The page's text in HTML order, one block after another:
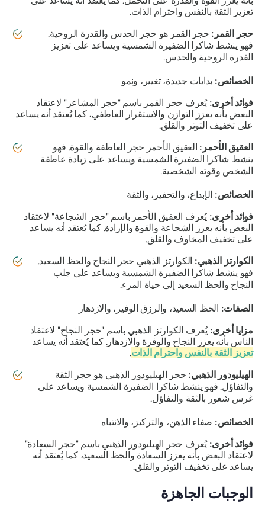
تعزيز الثقة بالنفس واحترام الذات.
حجر القمر:حجر القمر هو حجر الحدس والقدرة الروحية.
فهو ينشط شاكرا الضفيرة الشمسية ويساعد على تعزيز
القدرة الروحية والحدس.
الخصائص: بدايات جديدة، تغيير، ونمو
فوائد أخرى:يُعرف حجر القمر باسم "حجر المشاعر" لاعتقاد
البعض بأنه يعزز التوازن والاستقرار العاطفي، كما يُعتقد أنه يساعد
على تخفيف التوتر والقلق.
العقيق الأحمر:العقيق الأحمر حجر العاطفة والقوة. فهو
ينشط شاكرا الضفيرة الشمسية ويساعد على زيادة عاطفة
الشخص وقوته الشخصية.
الخصائص: الإبداع، والتحفيز، والثقة
فوائد أخرى:يُعرف العقيق الأحمر باسم "حجر الشجاعة" لاعتقاد
البعض بأنه يعزز الشجاعة والقوة والإرادة. كما يُعتقد أنه يساعد
على تخفيف المخاوف والقلق.
الكوارتز الذهبي: الكوارتز الذهبي حجر النجاح والحظ السعيد.
فهو ينشط شاكرا الضفيرة الشمسية ويساعد على جلب
النجاح والحظ السعيد إلى حياة المرء.
الصفات:الحظ السعيد، والرزق الوفير، والازدهار
مزايا أخرى:يُعرف الكوارتز الذهبي باسم "حجر النجاح" لاعتقاد
الناس بأنه يعزز النجاح والوفرة والازدهار. كما يُعتقد أنه يساعد
تعزيز الثقة بالنفس واحترام الذات.
الهيليودور الذهبي: حجر الهيليودور الذهبي هو حجر الثقة
والتفاؤل. فهو ينشط شاكرا الضفيرة الشمسية ويساعد على
غرس شعور بالثقة والتفاؤل.
الخصائص: صفاء الذهن، والتركيز، والانتباه
فوائد أخرى:يُعرف حجر الهيليودور الذهبي باسم "حجر السعادة"
لاعتقاد البعض بأنه يعزز السعادة والحظ السعيد، كما يُعتقد أنه
يساعد على تخفيف التوتر والقلق.
الوجبات الجاهزة